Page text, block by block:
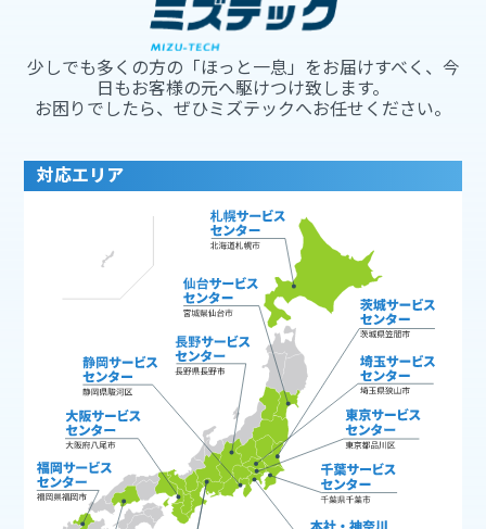
少しでも多くの方の「ほっと一息」をお届けすべく、今
日もお客様の元へ駆けつけ致します。
お困りでしたら、ぜひミズテックへお任せください。
対応エリア